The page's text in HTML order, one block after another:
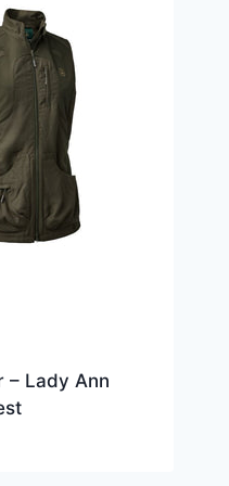
– Lady Ann